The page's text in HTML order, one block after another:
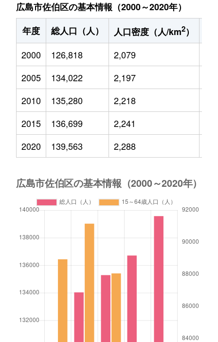
広島市佐伯区の基本情報（2000～2020年）
年度
総人口（人） 人口密度（人/km2）
2000
126,818 2,079
2005
134,022 2,197
2010
135,280 2,218
2015
136,699 2,241
2020
139,563 2,288